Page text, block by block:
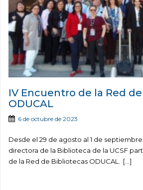
IV Encuentro de la Red
ODUCAL
6 de octubre de 2023
Desde el 29 de agosto al 1 de
directora de la Biblioteca de la UCSF
de la Red de Bibliotecas ODUCAL. […]